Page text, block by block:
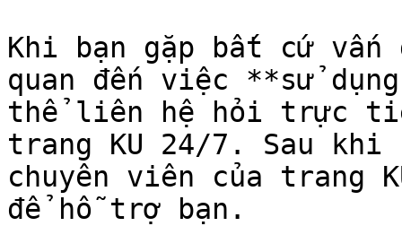
Khi bạn gặp bất cứ
quan đến việc **sử
thể liên hệ hỏi trực
trang KU 24/7. Sau khi
chuyên viên của trang
để hỗ trợ bạn.